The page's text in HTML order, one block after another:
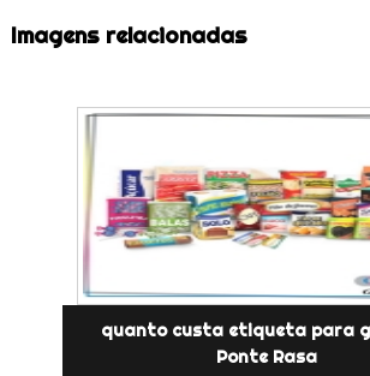
Imagens relacionadas
quanto custa etiqueta para
Ponte Rasa